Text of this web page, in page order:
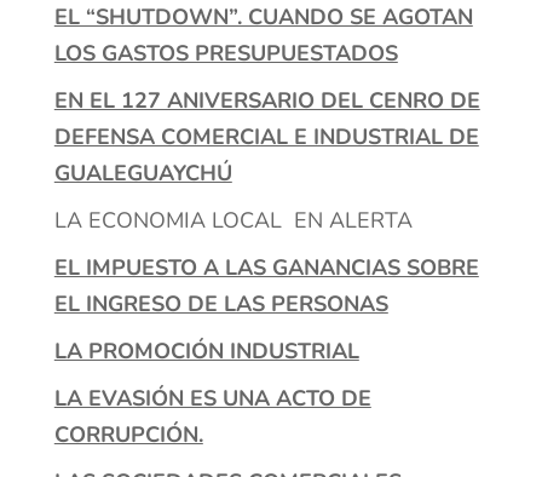
EL “SHUTDOWN”. CUANDO SE AGOTAN
LOS GASTOS PRESUPUESTADOS
EN EL 127 ANIVERSARIO DEL CENRO DE
DEFENSA COMERCIAL E INDUSTRIAL DE
GUALEGUAYCHÚ
LA ECONOMIA LOCAL EN ALERTA
EL IMPUESTO A LAS GANANCIAS SOBRE
EL INGRESO DE LAS PERSONAS
LA PROMOCIÓN INDUSTRIAL
LA EVASIÓN ES UNA ACTO DE
CORRUPCIÓN.